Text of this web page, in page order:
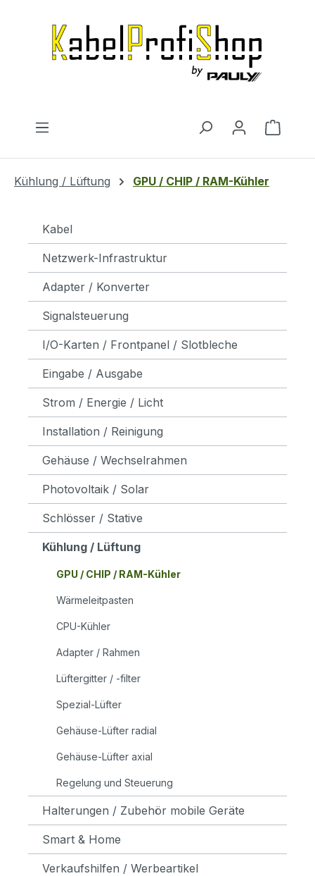
Kühlung / Lüftung GPU / CHIP / RAM-Kühler
Kabel
Netzwerk-Infrastruktur
Adapter / Konverter
Signalsteuerung
I/O-Karten / Frontpanel / Slotbleche
Eingabe / Ausgabe
Strom / Energie / Licht
Installation / Reinigung
Gehäuse / Wechselrahmen
Photovoltaik / Solar
Schlösser / Stative
Kühlung / Lüftung
GPU / CHIP / RAM-Kühler
Wärmeleitpasten
CPU-Kühler
Adapter / Rahmen
Lüftergitter / -filter
Spezial-Lüfter
Gehäuse-Lüfter radial
Gehäuse-Lüfter axial
Regelung und Steuerung
Halterungen / Zubehör mobile Geräte
Smart & Home
Verkaufshilfen / Werbeartikel